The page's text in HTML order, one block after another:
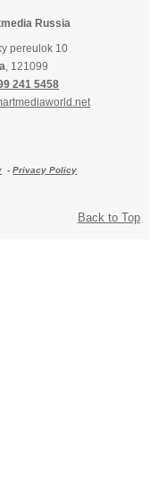
Russia
pereulok 10
, 121099
241 5458
-Privacy Policy
Back to Top